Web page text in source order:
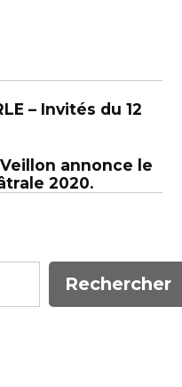
– Invités du 12
annonce le
2020.
Rechercher